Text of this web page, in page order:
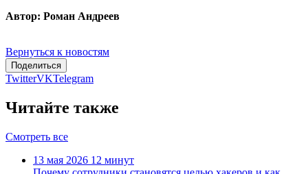
Автор: Роман Андреев
Вернуться к новостям
Поделиться
TwitterVKTelegram
Читайте также
Смотреть все
13 мая 2026 12 минут